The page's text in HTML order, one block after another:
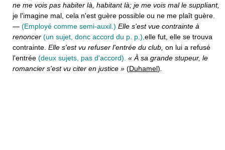
ne me vois pas habiter là, habitant là; je me vois mal le suppliant,
je l'imagine mal, cela n'est guère possible ou ne me plaît guère.
— (Employé comme semi-auxil.) Elle s'est vue contrainte à
renoncer (un sujet, donc accord du p. p.), elle fut, elle se trouva
contrainte. Elle s'est vu refuser l'entrée du club, on lui a refusé
l'entrée (deux sujets, pas d'accord). « À sa grande stupeur, le
romancier s'est vu citer en justice » (Duhamel)